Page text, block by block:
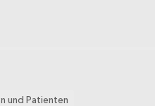
und Patienten